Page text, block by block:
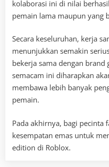
kolaborasi ini di nilai
pemain lama maupun yang
Secara keseluruhan, kerja
menunjukkan semakin
bekerja sama dengan
semacam ini diharapkan
membawa lebih banyak
pemain.
Pada akhirnya, bagi pecinta
kesempatan emas untuk
edition di Roblox.